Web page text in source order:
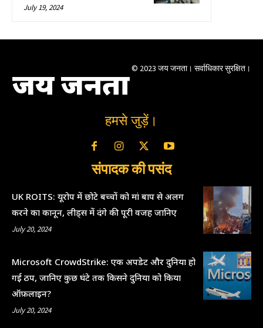
July 19, 2024
जय जनता © 2023 जय जनता। सर्वाधिकार सुरक्षित।
हमसे जुड़ें।
संपादक की पसंद
UK ROITS: यूरोप में छोटे बच्चों को मां बाप से अलग
करने का कानून, लीड्स में दंगे की पूरी वजह जानिए
July 20, 2024
Microsoft CrowdStrike: एक अपडेट और दुनिया हो
गई ठप, जानिए कुछ घंटे तक किसने दुनिया को किया
ऑफ़लाइन?
July 20, 2024